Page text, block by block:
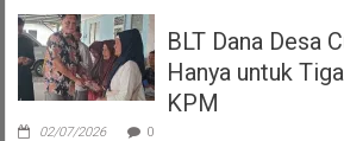
BLT Dana Desa
Hanya untuk
KPM
02/07/2026 0